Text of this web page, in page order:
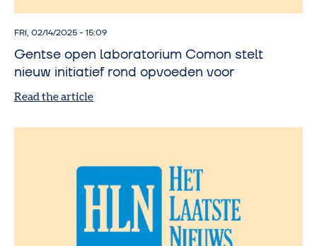
FRI, 02/14/2025 - 15:09
Gent­se open labo­ra­to­ri­um Comon stelt
nieuw ini­ti­a­tief rond opvoe­den voor
Read the article